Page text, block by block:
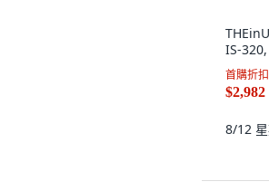
IS-
首購折
$2,982
8/12